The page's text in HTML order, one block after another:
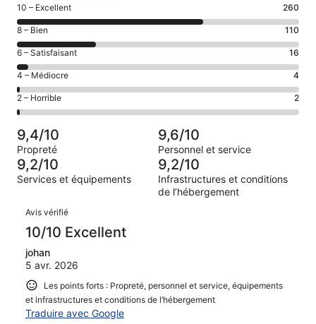
Note
des
voyageurs
de 10
(Excellent),
d’après 260 avis
sur 392.
10 – Excellent 260
Note
des
voyageurs
de 8
(Bien),
d’après 110 avis
sur 392.
8 – Bien 110
Note
des
voyageurs
de 6
(Satisfaisant),
sur 392.
6 – Satisfaisant 16
Note
des
voyageurs
de 4
(Médiocre),
d’après 4 avis
sur 392.
4 – Médiocre 4
Note
des
voyageurs
de 2
(Horrible),
d’après 2 avis
sur 392.
2 – Horrible 2
9,4/10
Propreté
9,6/10
Personnel et service
9,2/10
Services et équipements
9,2/10
Infrastructures et conditions
de l’hébergement
Avis
Avis vérifié
10/10 Excellent
johan
5 avr. 2026
Les points forts : Propreté, personnel et service, équipements
et infrastructures et conditions de l’hébergement
Traduire avec Google